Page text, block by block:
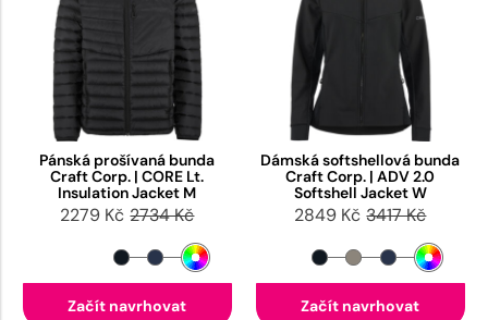
Pánská prošívaná bunda
Craft Corp. | CORE Lt.
Insulation Jacket M
2279 Kč 2734 Kč
Začít navrhovat
Dámská softshellová bunda
Craft Corp. | ADV 2.0
Softshell Jacket W
2849 Kč 3417 Kč
Začít navrhovat